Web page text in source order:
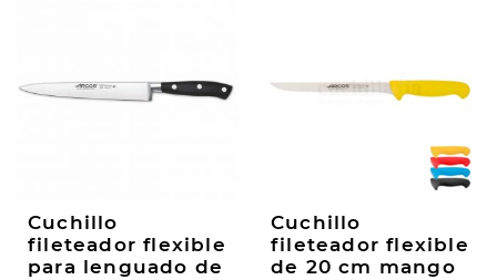
Cuchillo
fileteador flexible
para lenguado de
Cuchillo
fileteador flexible
de 20 cm mango